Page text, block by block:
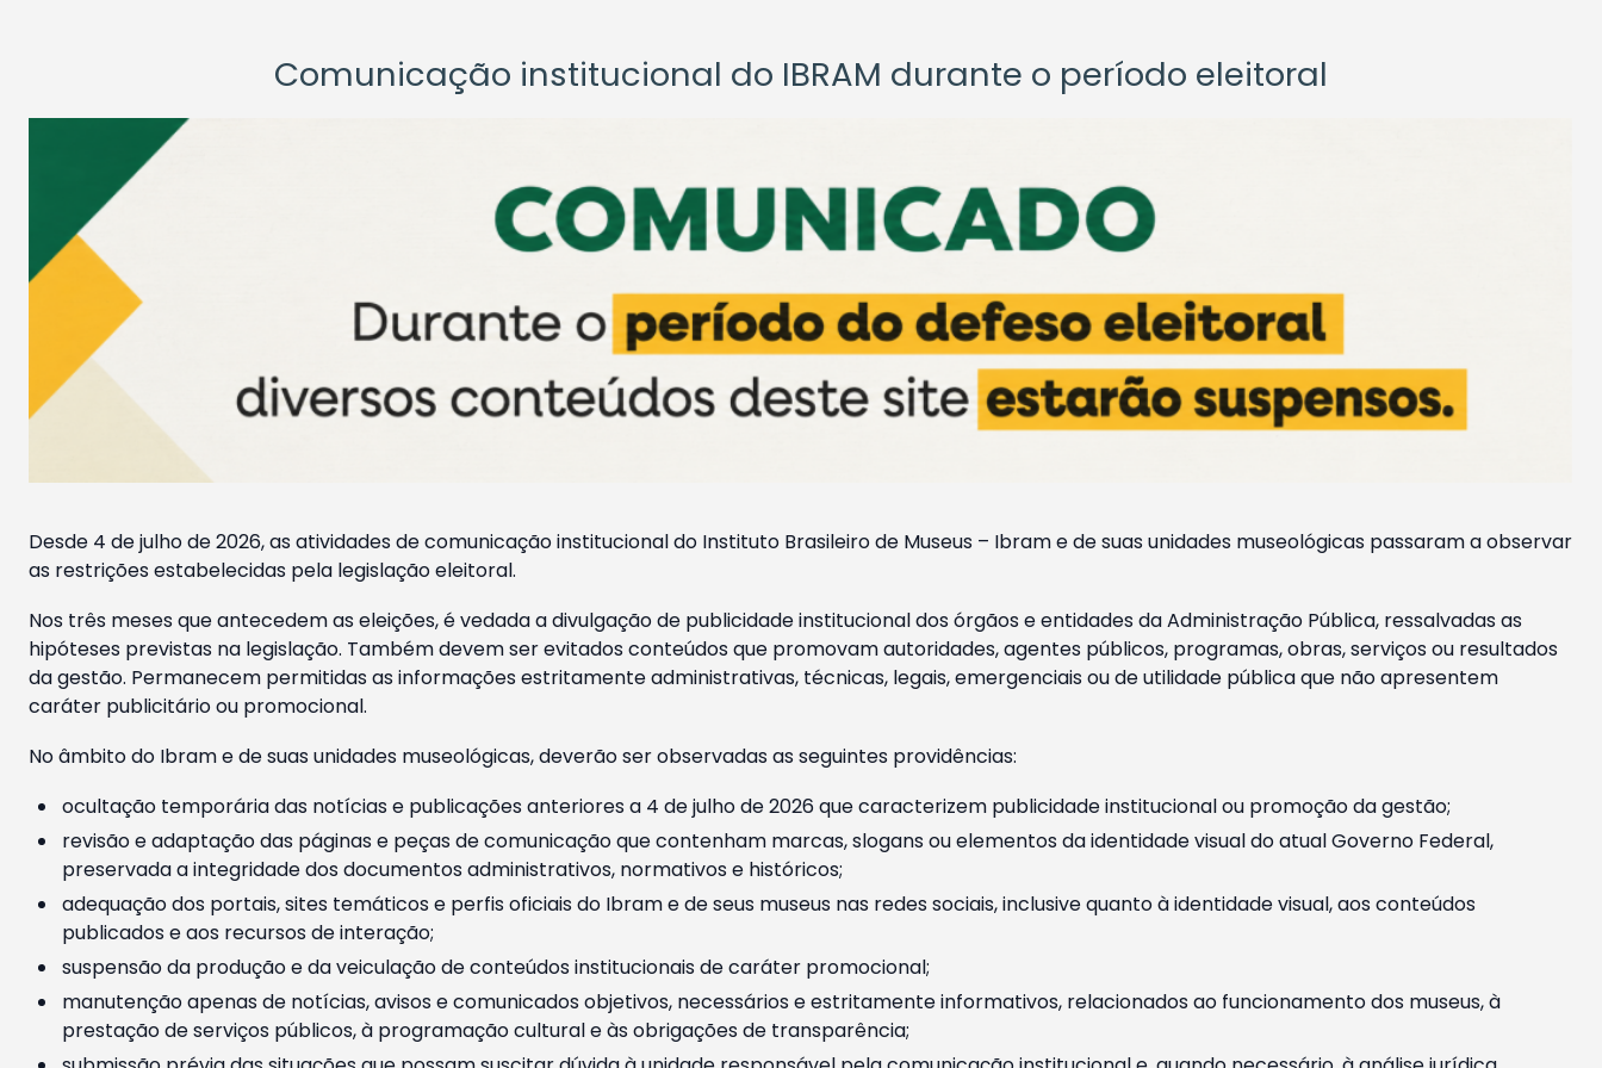
Comunicação institucional do IBRAM durante o período eleitoral
Desde 4 de julho de 2026, as atividades de comunicação institucional do Instituto Brasileiro de Museus – Ibram e de suas unidades museológicas passaram a observar
as restrições estabelecidas pela legislação eleitoral.
Nos três meses que antecedem as eleições, é vedada a divulgação de publicidade institucional dos órgãos e entidades da Administração Pública, ressalvadas as
hipóteses previstas na legislação. Também devem ser evitados conteúdos que promovam autoridades, agentes públicos, programas, obras, serviços ou resultados
da gestão. Permanecem permitidas as informações estritamente administrativas, técnicas, legais, emergenciais ou de utilidade pública que não apresentem
caráter publicitário ou promocional.
No âmbito do Ibram e de suas unidades museológicas, deverão ser observadas as seguintes providências:
ocultação temporária das notícias e publicações anteriores a 4 de julho de 2026 que caracterizem publicidade institucional ou promoção da gestão;
revisão e adaptação das páginas e peças de comunicação que contenham marcas, slogans ou elementos da identidade visual do atual Governo Federal,
preservada a integridade dos documentos administrativos, normativos e históricos;
adequação dos portais, sites temáticos e perfis oficiais do Ibram e de seus museus nas redes sociais, inclusive quanto à identidade visual, aos conteúdos
publicados e aos recursos de interação;
suspensão da produção e da veiculação de conteúdos institucionais de caráter promocional;
manutenção apenas de notícias, avisos e comunicados objetivos, necessários e estritamente informativos, relacionados ao funcionamento dos museus, à
prestação de serviços públicos, à programação cultural e às obrigações de transparência;